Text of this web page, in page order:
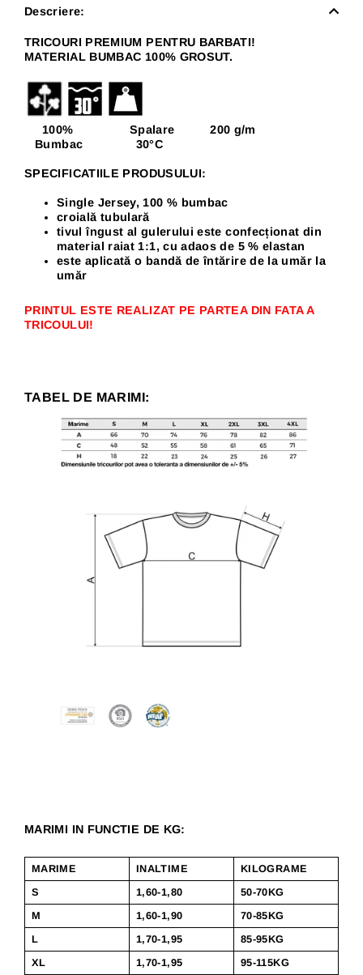
Descriere:
TRICOURI PREMIUM PENTRU BARBATI!
MATERIAL BUMBAC 100% GROSUT.
100% Spalare 200 g/m
Bumbac 30°C
SPECIFICATIILE PRODUSULUI:
Single Jersey, 100 % bumbac
croială tubulară
tivul îngust al gulerului este confecționat din
material raiat 1:1, cu adaos de 5 % elastan
este aplicată o bandă de întărire de la umăr la
umăr
PRINTUL ESTE REALIZAT PE PARTEA DIN FATA A
TRICOULUI!
TABEL DE MARIMI:
MARIMI IN FUNCTIE DE KG:
MARIME INALTIME
KILOGRAME
S
1,60-1,80
50-70KG
M
1,60-1,90
70-85KG
L
1,70-1,95
85-95KG
XL
1,70-1,95
95-115KG